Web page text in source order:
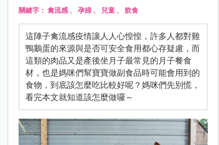
關鍵字： 禽流感、 孕婦、 兒童、 飲食
這陣子禽流感疫情讓人人心惶惶，許多人都對雞
鴨鵝蛋的來源與是否可安全食用都心存疑慮，而
這類的肉品又是產後坐月子最常見的月子餐食
材，也是媽咪們幫寶寶做副食品時可能會用到的
食物，到底該怎麼吃比較好呢？媽咪們先別慌，
看完本文就知道該怎麼做囉～